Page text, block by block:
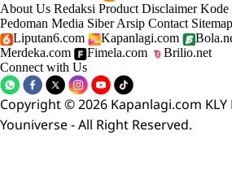
About Us Redaksi Product Disclaimer Kode
Pedoman Media Siber Arsip Contact Sitemap
Liputan6.com
Kapanlagi.com
Merdeka.com
Fimela.com
Brilio.net
Connect with Us
Copyright © 2026 Kapanlagi.com KLY
Youniverse - All Right Reserved.